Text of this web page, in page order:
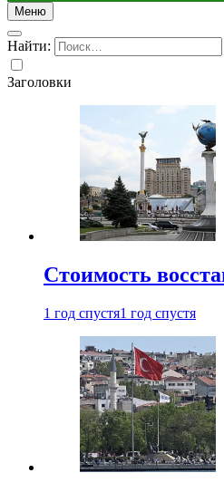
Меню
Найти:
Заголовки
Стоимость
1 год спустя1 год спустя